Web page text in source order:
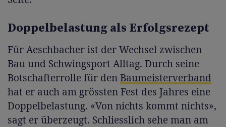
Doppelbelastung als Erfolgsrezept
Für Aeschbacher ist der Wechsel zwischen
Bau und Schwingsport Alltag. Durch seine
Botschafterrolle für denBaumeisterverband
hat er auch am grössten Fest des Jahres eine
Doppelbelastung. «Von nichts kommt nichts»,
sagt er überzeugt. Schliesslich sehe man am